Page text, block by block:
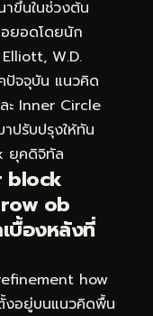
ขึ้นในช่วงต้น
ยอดโดยนัก
W.D.
ปัจจุบัน แนวคิด
ะ Inner Circle
ปรับปรุงให้ทัน
ยุคดิจิทัล
block
ob
บื้องหลังที่
how
อยู่บนแนวคิดพื้น